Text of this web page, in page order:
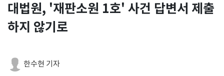
대법원, '재판소원 1호' 사건 답변서 제출
하지 않기로
한수현 기자